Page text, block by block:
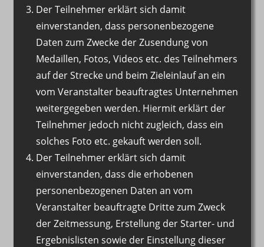
Der Teilnehmer erklärt sich damit
einverstanden, dass personenbezogene
Daten zum Zwecke der Zusendung von
Medaillen, Fotos, Videos etc. des Teilnehmers
auf der Strecke und beim Zieleinlauf an ein
vom Veranstalter beauftragtes Unternehmen
weitergegeben werden. Hiermit erklärt der
Teilnehmer jedoch nicht zugleich, dass ein
solches Foto etc. gekauft werden soll.
Der Teilnehmer erklärt sich damit
einverstanden, dass die erhobenen
personenbezogenen Daten an vom
Veranstalter beauftragte Dritte zum Zweck
der Zeitmessung, Erstellung der Starter- und
Ergebnislisten sowie der Einstellung dieser